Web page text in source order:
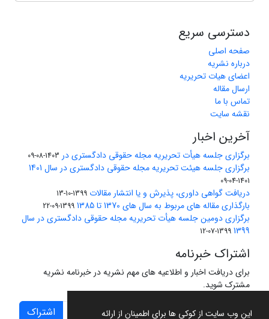
این وب سایت از کوکی ها برای اطمینان از ارائه
دسترسی سریع
صفحه اصلی
درباره نشریه
اعضای هیات تحریریه
ارسال مقاله
تماس با ما
نقشه سایت
آخرین اخبار
برگزاری جلسه هیأت تحریریه مجله حقوقی دادگستری در 1403-08-09
برگزاری جلسه هیئت تحریریه مجله حقوقی دادگستری در سال 1401
1401-04-09
دریافت گواهی داوری، پذیرش و یا انتشار مقالات 1399-10-13
بارگذاری مقاله های مربوط به سال های 1370 تا 1385 1399-09-22
برگزاری دومین جلسه هیأت تحریریه مجله حقوقی دادگستری در سال
1399
1399-07-12
اشتراک خبرنامه
برای دریافت اخبار و اطلاعیه های مهم نشریه در خبرنامه نشریه
مشترک شوید.
اشتراک